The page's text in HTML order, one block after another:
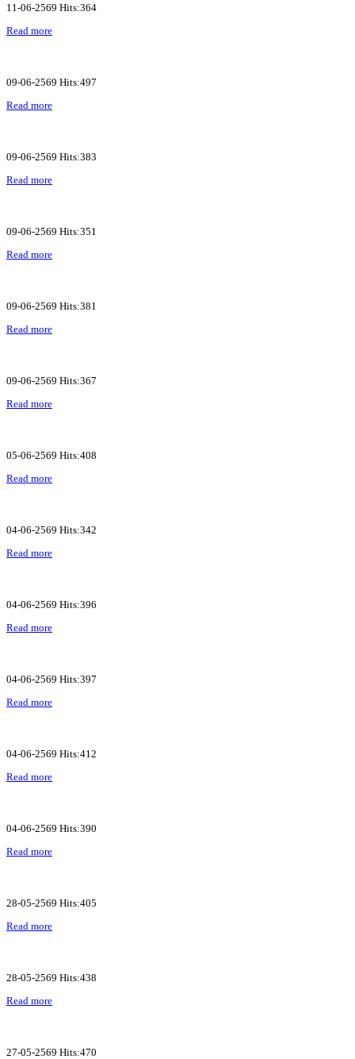
11-06-2569 Hits:364
Read more
09-06-2569 Hits:497
Read more
09-06-2569 Hits:383
Read more
09-06-2569 Hits:351
Read more
09-06-2569 Hits:381
Read more
09-06-2569 Hits:367
Read more
05-06-2569 Hits:408
Read more
04-06-2569 Hits:342
Read more
04-06-2569 Hits:396
Read more
04-06-2569 Hits:397
Read more
04-06-2569 Hits:412
Read more
04-06-2569 Hits:390
Read more
28-05-2569 Hits:405
Read more
28-05-2569 Hits:438
Read more
27-05-2569 Hits:470